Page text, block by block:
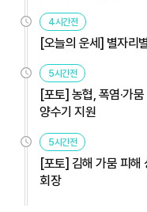
4시간전
[오늘의 운세] 별자리
5시간전
[포토] 농협, 폭염·가
양수기 지원
5시간전
[포토] 김해 가뭄 피해
회장